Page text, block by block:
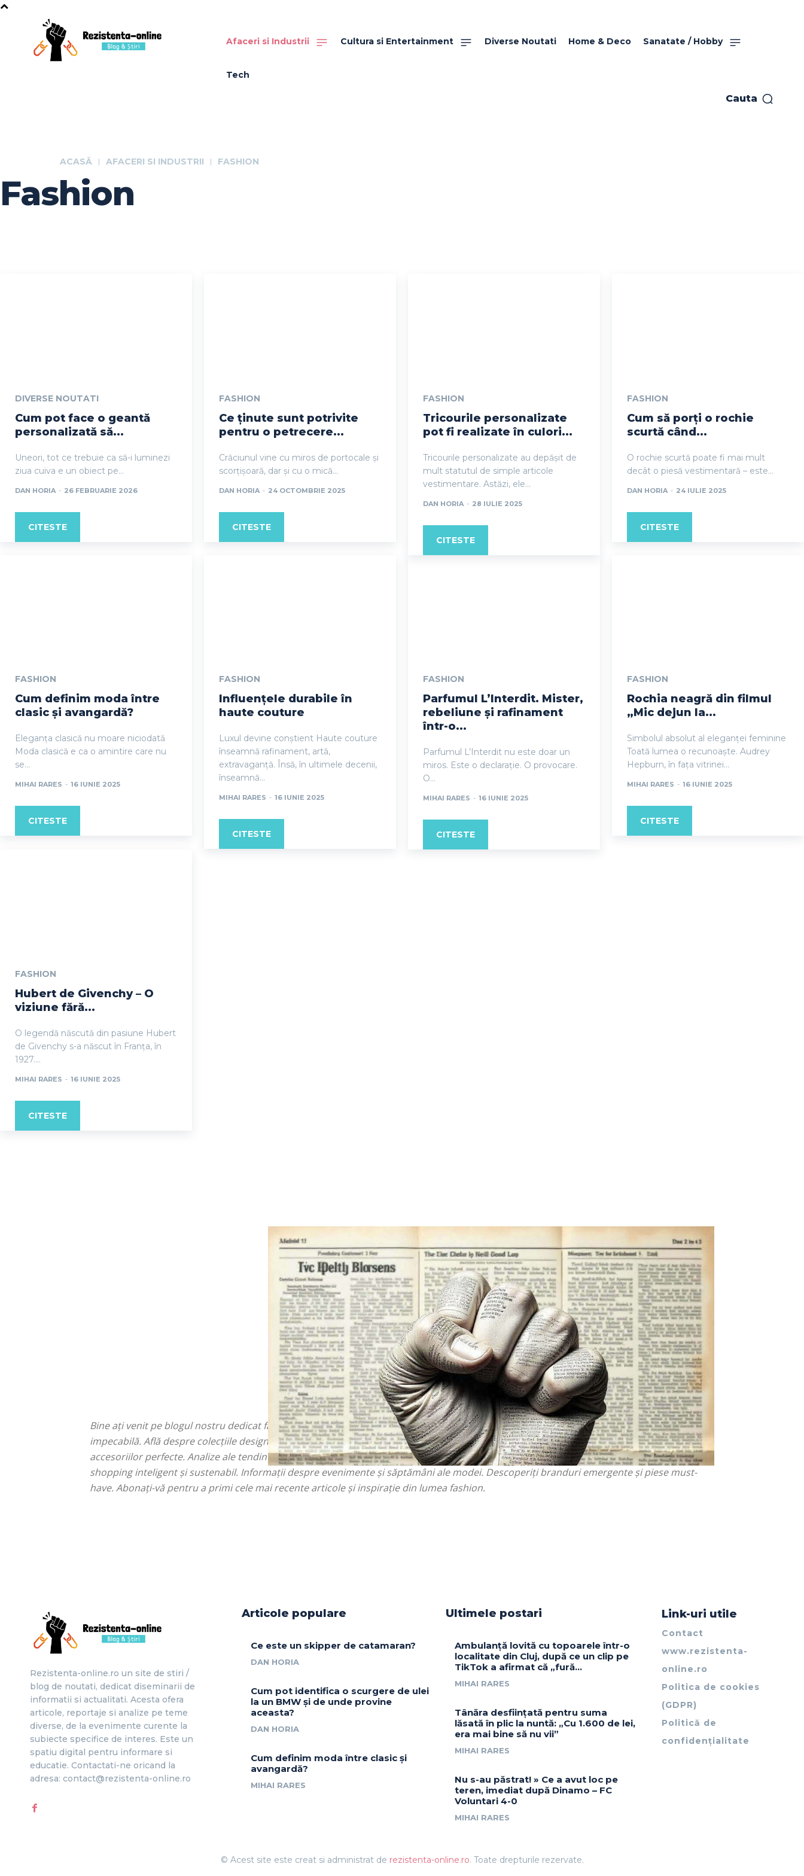
Afaceri si Industrii Cultura si Entertainment Diverse Noutati Home & Deco Sanatate / Hobby
Tech
Cauta
ACASĂ AFACERI SI INDUSTRII FASHION
Fashion
DIVERSE NOUTATI
Cum pot face o geantă
personalizată să...
Uneori, tot ce trebuie ca să-i luminezi
ziua cuiva e un obiect pe...
DAN HORIA - 26 FEBRUARIE 2026
CITESTE
FASHION
Ce ținute sunt potrivite
pentru o petrecere...
Crăciunul vine cu miros de portocale și
scorțișoară, dar și cu o mică...
DAN HORIA - 24 OCTOMBRIE 2025
CITESTE
FASHION
Tricourile personalizate
pot fi realizate în culori...
Tricourile personalizate au depășit de
mult statutul de simple articole
vestimentare. Astăzi, ele...
DAN HORIA - 28 IULIE 2025
CITESTE
FASHION
Cum să porți o rochie
scurtă când...
O rochie scurtă poate fi mai mult
decât o piesă vestimentară – este...
DAN HORIA - 24 IULIE 2025
CITESTE
FASHION
Cum definim moda între
clasic și avangardă?
Eleganța clasică nu moare niciodată
Moda clasică e ca o amintire care nu
se...
MIHAI RARES - 16 IUNIE 2025
CITESTE
FASHION
Influențele durabile în
haute couture
Luxul devine conștient Haute couture
înseamnă rafinament, artă,
extravaganță. Însă, în ultimele decenii,
înseamnă...
MIHAI RARES - 16 IUNIE 2025
CITESTE
FASHION
Parfumul L’Interdit. Mister,
rebeliune și rafinament
într-o...
Parfumul L’Interdit nu este doar un
miros. Este o declarație. O provocare.
O...
MIHAI RARES - 16 IUNIE 2025
CITESTE
FASHION
Rochia neagră din filmul
„Mic dejun la...
Simbolul absolut al eleganței feminine
Toată lumea o recunoaște. Audrey
Hepburn, în fața vitrinei...
MIHAI RARES - 16 IUNIE 2025
CITESTE
FASHION
Hubert de Givenchy – O
viziune fără...
O legendă născută din pasiune Hubert
de Givenchy s-a născut în Franța, în
1927....
MIHAI RARES - 16 IUNIE 2025
CITESTE
Bine ați venit pe blogul nostru dedicat fashion-ului! Descoperiți ultimele tendințe din modă și stil. Oferim sfaturi pentru o garderobă
impecabilă. Află despre colecțiile designerilor de top. Interviuri exclusive cu personalități din industria fashion. Ghiduri pentru alegerea
accesoriilor perfecte. Analize ale tendințelor sezoniere și stilurilor clasice. Recomandări pentru ținute de zi și de seară. Sfaturi pentru
shopping inteligent și sustenabil. Informații despre evenimente și săptămâni ale modei. Descoperiți branduri emergente și piese must-
have. Abonați-vă pentru a primi cele mai recente articole și inspirație din lumea fashion.
Rezistenta-online.ro un site de stiri /
blog de noutati, dedicat diseminarii de
informatii si actualitati. Acesta ofera
articole, reportaje si analize pe teme
diverse, de la evenimente curente la
subiecte specifice de interes. Este un
spatiu digital pentru informare si
educatie. Contactati-ne oricand la
adresa: contact@rezistenta-online.ro
Articole populare
Ce este un skipper de catamaran?
DAN HORIA
Cum pot identifica o scurgere de ulei
la un BMW și de unde provine
aceasta?
DAN HORIA
Cum definim moda între clasic și
avangardă?
MIHAI RARES
Ultimele postari
Ambulanță lovită cu topoarele într-o
localitate din Cluj, după ce un clip pe
TikTok a afirmat că „fură…
MIHAI RARES
Tânăra desființată pentru suma
lăsată în plic la nuntă: „Cu 1.600 de lei,
era mai bine să nu vii”
MIHAI RARES
Nu s-au păstrat! » Ce a avut loc pe
teren, imediat după Dinamo – FC
Voluntari 4-0
MIHAI RARES
Link-uri utile
Contact
www.rezistenta-
online.ro
Politica de cookies
(GDPR)
Politică de
confidențialitate
© Acest site este creat si administrat de rezistenta-online.ro. Toate drepturile rezervate.